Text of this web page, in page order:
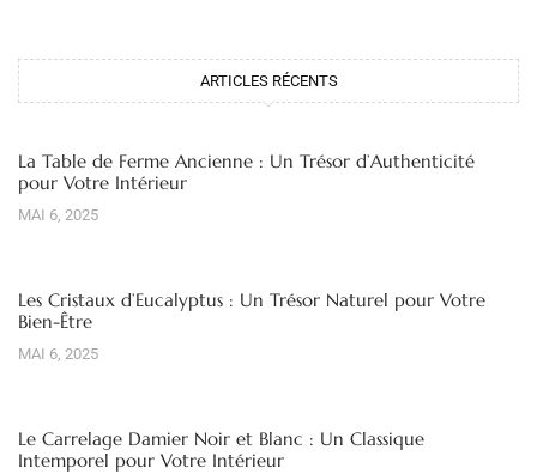
ARTICLES RÉCENTS
La Table de Ferme Ancienne : Un Trésor d’Authenticité
pour Votre Intérieur
MAI 6, 2025
Les Cristaux d’Eucalyptus : Un Trésor Naturel pour Votre
Bien-Être
MAI 6, 2025
Le Carrelage Damier Noir et Blanc : Un Classique
Intemporel pour Votre Intérieur